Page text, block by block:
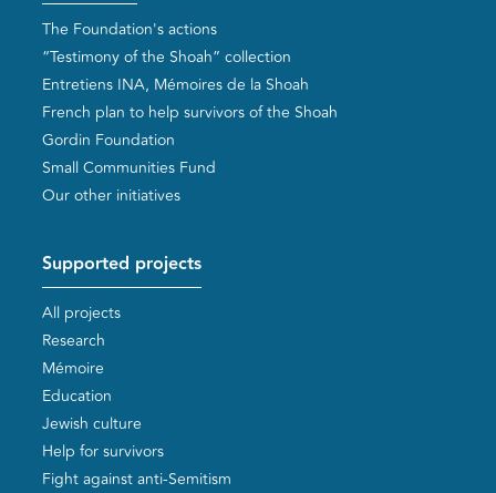
The Foundation's actions
“Testimony of the Shoah” collection
Entretiens INA, Mémoires de la Shoah
French plan to help survivors of the Shoah
Gordin Foundation
Small Communities Fund
Our other initiatives
Supported projects
All projects
Research
Mémoire
Education
Jewish culture
Help for survivors
Fight against anti-Semitism